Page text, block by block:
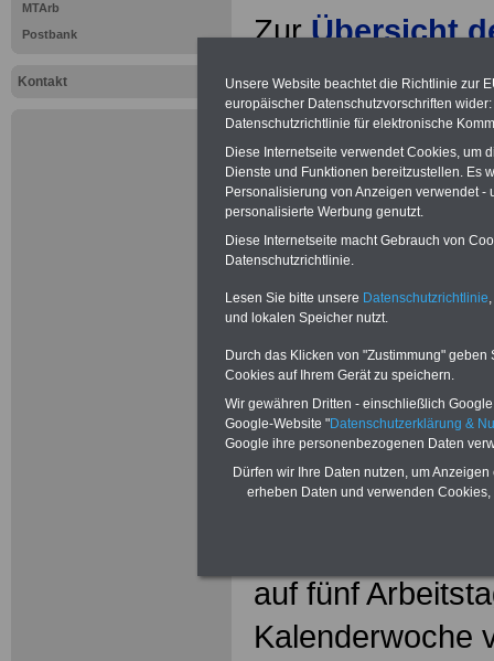
MTArb
Postbank
Kontakt
ZurÜbersicht
.
.
§ 48 Dauer
(1) Der
Angestellten,
auf fünf
Kalenderwoche
Unsere Website beachtet die Richtlinie zur
europäischer Datenschutzvorschriften
Datenschutzrichtlinie für elektronische
Diese Internetseite verwendet Cookies, um
Dienste und Funktionen bereitzustellen. Es
Personalisierung von Anzeigen verwendet
personalisierte Werbung genutzt.
Diese Internetseite macht Gebrauch von
Datenschutzrichtlinie.
Lesen Sie bitte unsere Datenschutzrichtlinie
und lokalen Speicher nutzt.
Durch das Klicken von "Zustimmung"
Cookies auf Ihrem Gerät zu speichern.
Wir gewähren Dritten - einschließlich
Google-Website "Datenschutzerklärung &
Google ihre personenbezogenen Daten
Dürfen wir Ihre Daten nutzen, um
erheben Daten und verwenden